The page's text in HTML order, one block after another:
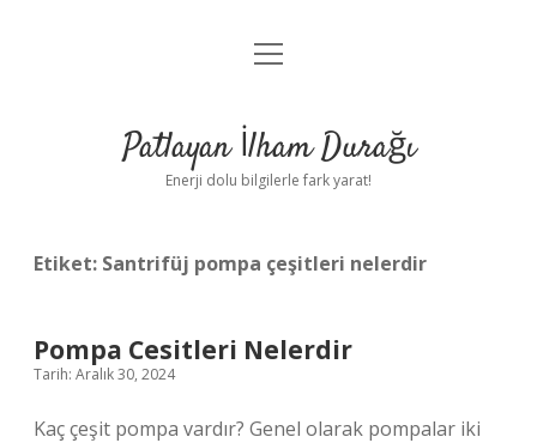
Anasayfa
Yasal Uyarı
menüyü
Patlayan İlham Durağı
Enerji dolu bilgilerle fark yarat!
Etiket: Santrifüj pompa çeşitleri nelerdir
Pompa Cesitleri Nelerdir
Tarih: Aralık 30, 2024
Kaç çeşit pompa vardır? Genel olarak pompalar iki